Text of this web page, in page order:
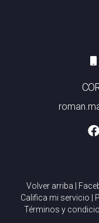
Volver arriba
Califica mi servicio
Términos y